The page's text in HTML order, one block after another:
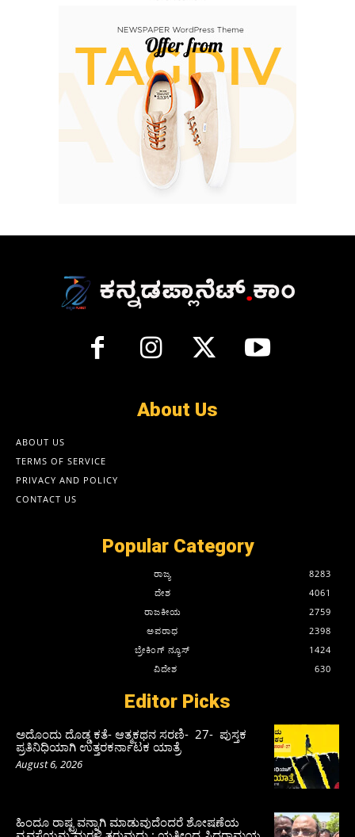
About Us
ABOUT US
TERMS OF SERVICE
PRIVACY AND POLICY
CONTACT US
Popular Category
ರಾಜ್ಯ
8283
ದೇಶ
4061
ರಾಜಕೀಯ
2759
ಅಪರಾಧ
2398
ಬ್ರೇಕಿಂಗ್ ನ್ಯೂಸ್
1424
ವಿದೇಶ
630
Editor Picks
ಅದೊಂದು ದೊಡ್ಡ ಕತೆ- ಆತ್ಮಕಥನ ಸರಣಿ- 27- ಪುಸ್ತಕ
ಪ್ರತಿನಿಧಿಯಾಗಿ ಉತ್ತರಕರ್ನಾಟಕ ಯಾತ್ರೆ
August 6, 2026
ಹಿಂದೂ ರಾಷ್ಟ್ರವನ್ನಾಗಿ ಮಾಡುವುದೆಂದರೆ ಶೋಷಣೆಯ